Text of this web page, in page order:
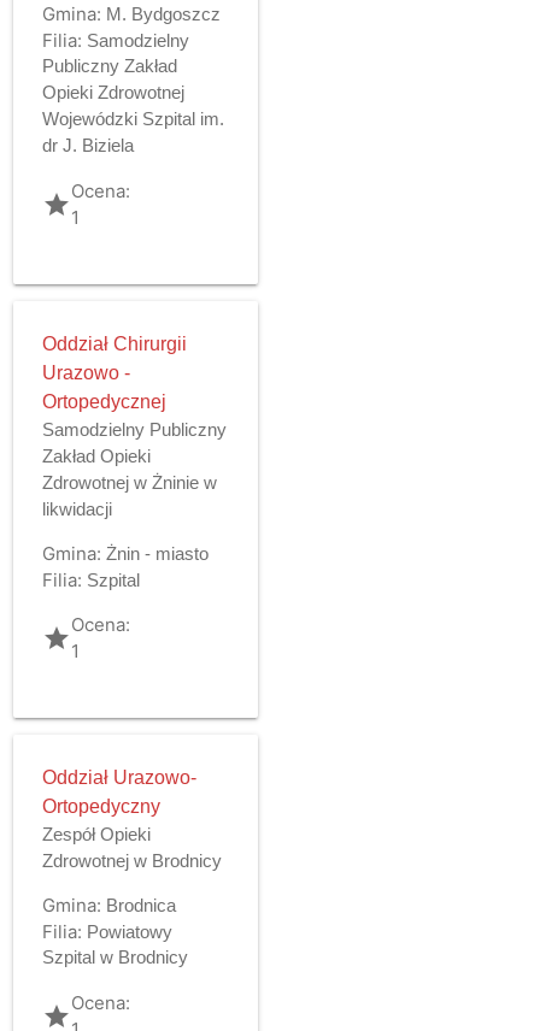
Gmina: M. Bydgoszcz
Filia: Samodzielny
Publiczny Zakład
Opieki Zdrowotnej
Wojewódzki Szpital im.
dr J. Biziela
gradeOcena:
1
Oddział Chirurgii
Urazowo -
Ortopedycznej
Samodzielny Publiczny
Zakład Opieki
Zdrowotnej w Żninie w
likwidacji
Gmina: Żnin - miasto
Filia: Szpital
gradeOcena:
1
Oddział Urazowo-
Ortopedyczny
Zespół Opieki
Zdrowotnej w Brodnicy
Gmina: Brodnica
Filia: Powiatowy
Szpital w Brodnicy
gradeOcena: